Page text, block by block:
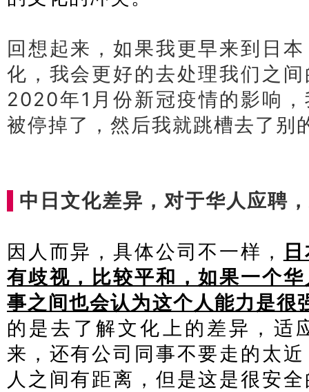
回想起来，如果我更早来到日
化，我会更好的去处理我们之
2020年1月份新冠疫情的影响
被停掉了，然后我就跳槽去了别
中日文化差异，对于华人应聘
因人而异，具体公司不一样，
有歧视，比较平和，如果一个
事之间也会认为这个人能力是很
的是去了解文化上的差异，适
来，还有公司同事不要走的太
人之间有距离，但是这是很安